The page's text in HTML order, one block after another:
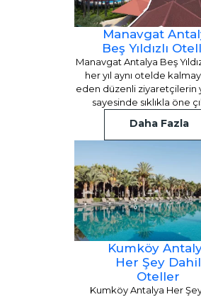
Manavgat
Beş Yıldızlı
Manavgat Antalya Beş
her yıl aynı otelde
eden düzenli ziyaretçilerin
sayesinde sıklıkla öne
Daha Fazla
Kumköy
Her Şey Dahil
Oteller
Kumköy Antalya Her